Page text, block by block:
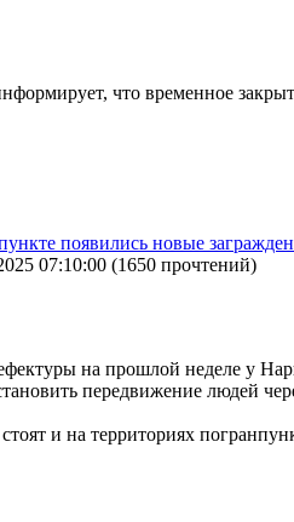
что временное
появились новые
07:10:00 (1650 прочтений)
на прошлой неделе у
передвижение людей
и на территориях